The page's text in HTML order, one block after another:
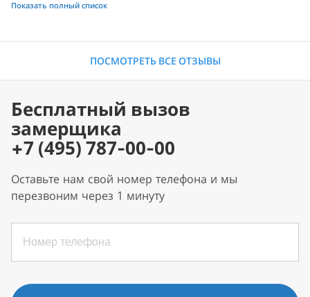
Показать полный список
ПОСМОТРЕТЬ ВСЕ ОТЗЫВЫ
Бесплатный вызов
замерщика
+7 (495) 787-00-00
Оставьте нам свой номер телефона и мы
перезвоним через 1 минуту